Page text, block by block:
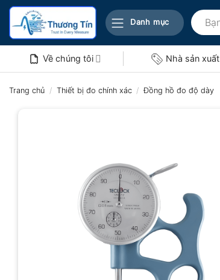
Bỏ
nội
Danh mục
Tìm
kiếm:
Về chúng tôi Nhà sản xuất
Trang chủ / Thiết bị đo chính xác / Đồng hồ đo độ dày